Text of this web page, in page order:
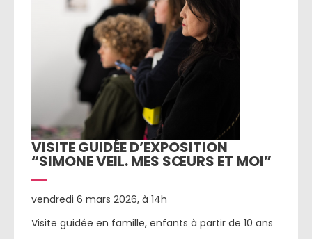
VISITE GUIDÉE D’EXPOSITION
“SIMONE VEIL. MES SŒURS ET MOI”
vendredi 6 mars 2026, à 14h
Visite guidée en famille, enfants à partir de 10 ans